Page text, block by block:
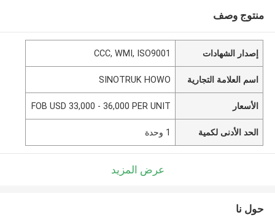
منتوج وصف
إصدار الشهادات CCC, WMI, ISO9001
اسم العلامة التجارية SINOTRUK HOWO
الأسعار FOB USD 33,000 - 36,000 PER UNIT
الحد الأدنى لكمية 1 وحدة
عرض المزيد
حول نا